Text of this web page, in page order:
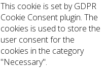
This cookie is set by GDPR
Cookie Consent plugin. The
cookies is used to store the
user consent for the
cookies in the category
"Necessary".